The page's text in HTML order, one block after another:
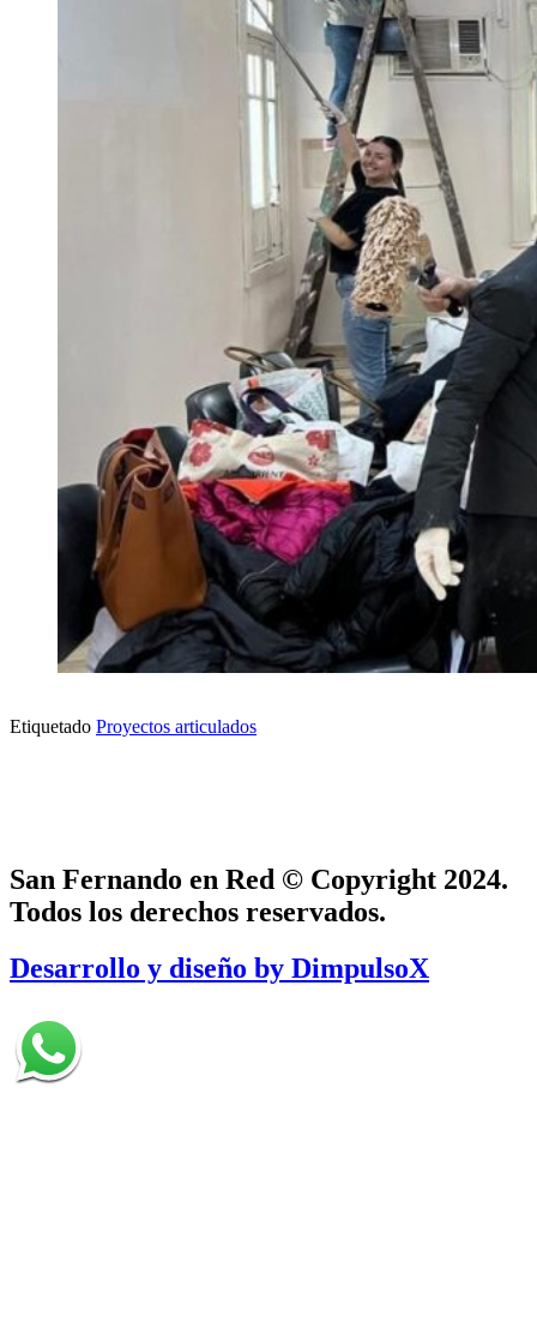
Etiquetado Proyectos articulados
San Fernando en Red © Copyright 2024.
Todos los derechos reservados.
Desarrollo y diseño by DimpulsoX